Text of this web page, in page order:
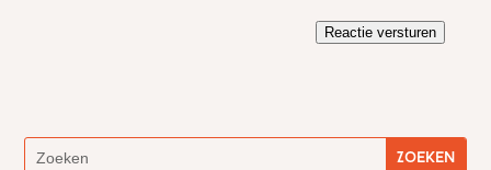
Reactie versturen